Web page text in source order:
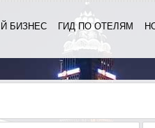
БИЗНЕС ГИД ПО ОТЕЛЯМ